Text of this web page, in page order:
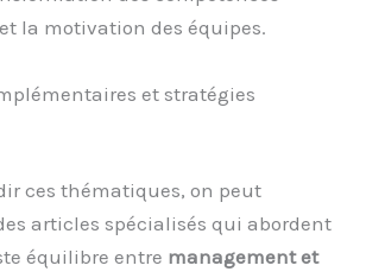
la motivation des équipes.
et stratégies
ces thématiques, on peut
articles spécialisés qui abordent
équilibre entre management et